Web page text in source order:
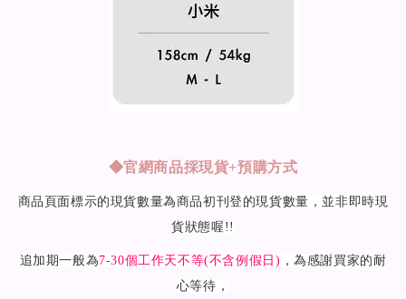
◆官網商品採現貨+預購方式
商品頁面標示的現貨數量為商品初刊登的現貨數量，並非即時現
貨狀態喔!!
追加期一般為7-30個工作天不等(不含例假日) ，為感謝買家的耐
心等待，